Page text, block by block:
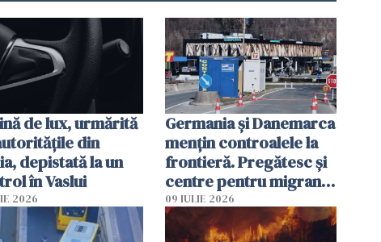
de lux, urmărită
din
depistată la un
în Vaslui
2026
Germania și Danemarca
mențin controalele la
frontieră. Pregătesc și
centre pentru migranții
respinși din UE
09 IULIE 2026